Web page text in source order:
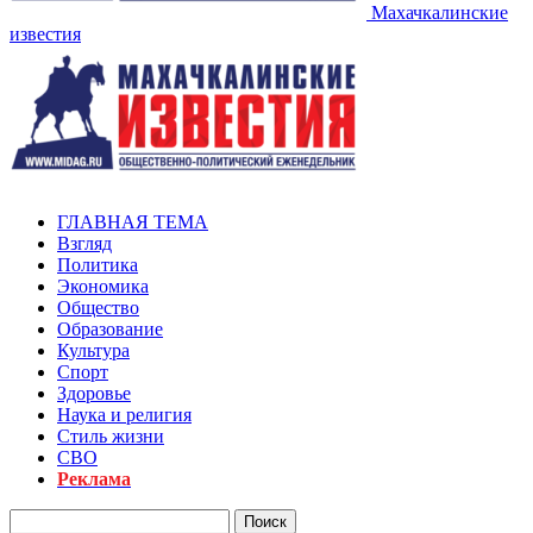
Махачкалинские
известия
ГЛАВНАЯ ТЕМА
Взгляд
Политика
Экономика
Общество
Образование
Культура
Спорт
Здоровье
Наука и религия
Стиль жизни
СВО
Реклама